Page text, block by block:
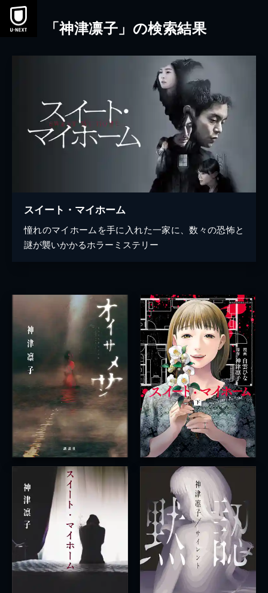
本文へスキップ
「神津凛子」の検索結果
スイート・マイホーム
憧れのマイホームを手に入れた一家に、数々の恐怖と
謎が襲いかかるホラーミステリー